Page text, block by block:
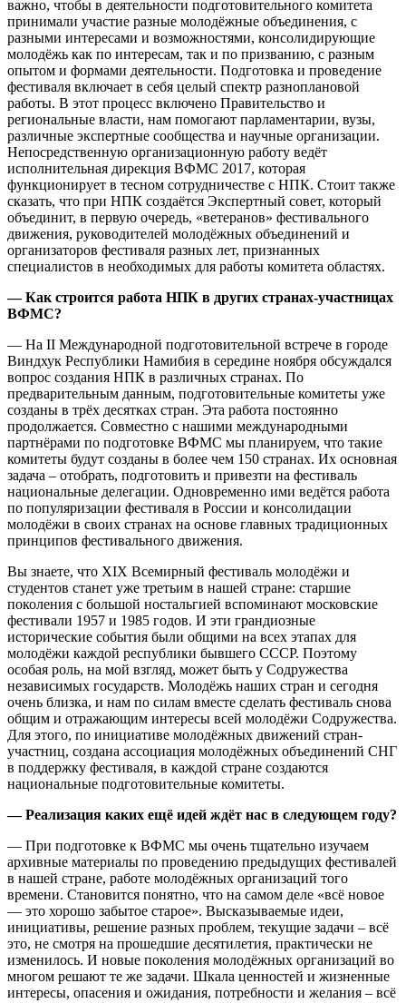
важно, чтобы в деятельности подготовительного комитета
принимали участие разные молодёжные объединения, с
разными интересами и возможностями, консолидирующие
молодёжь как по интересам, так и по призванию, с разным
опытом и формами деятельности. Подготовка и проведение
фестиваля включает в себя целый спектр разноплановой
работы. В этот процесс включено Правительство и
региональные власти, нам помогают парламентарии, вузы,
различные экспертные сообщества и научные организации.
Непосредственную организационную работу ведёт
исполнительная дирекция ВФМС 2017, которая
функционирует в тесном сотрудничестве с НПК. Стоит также
сказать, что при НПК создаётся Экспертный совет, который
объединит, в первую очередь, «ветеранов» фестивального
движения, руководителей молодёжных объединений и
организаторов фестиваля разных лет, признанных
специалистов в необходимых для работы комитета областях.
— Как строится работа НПК в других странах-участницах
ВФМС?
— На II Международной подготовительной встрече в городе
Виндхук Республики Намибия в середине ноября обсуждался
вопрос создания НПК в различных странах. По
предварительным данным, подготовительные комитеты уже
созданы в трёх десятках стран. Эта работа постоянно
продолжается. Совместно с нашими международными
партнёрами по подготовке ВФМС мы планируем, что такие
комитеты будут созданы в более чем 150 странах. Их основная
задача – отобрать, подготовить и привезти на фестиваль
национальные делегации. Одновременно ими ведётся работа
по популяризации фестиваля в России и консолидации
молодёжи в своих странах на основе главных традиционных
принципов фестивального движения.
Вы знаете, что XIX Всемирный фестиваль молодёжи и
студентов станет уже третьим в нашей стране: старшие
поколения с большой ностальгией вспоминают московские
фестивали 1957 и 1985 годов. И эти грандиозные
исторические события были общими на всех этапах для
молодёжи каждой республики бывшего СССР. Поэтому
особая роль, на мой взгляд, может быть у Содружества
независимых государств. Молодёжь наших стран и сегодня
очень близка, и нам по силам вместе сделать фестиваль снова
общим и отражающим интересы всей молодёжи Содружества.
Для этого, по инициативе молодёжных движений стран-
участниц, создана ассоциация молодёжных объединений СНГ
в поддержку фестиваля, в каждой стране создаются
национальные подготовительные комитеты.
— Реализация каких ещё идей ждёт нас в следующем году?
— При подготовке к ВФМС мы очень тщательно изучаем
архивные материалы по проведению предыдущих фестивалей
в нашей стране, работе молодёжных организаций того
времени. Становится понятно, что на самом деле «всё новое
— это хорошо забытое старое». Высказываемые идеи,
инициативы, решение разных проблем, текущие задачи – всё
это, не смотря на прошедшие десятилетия, практически не
изменилось. И новые поколения молодёжных организаций во
многом решают те же задачи. Шкала ценностей и жизненные
интересы, опасения и ожидания, потребности и желания – всё